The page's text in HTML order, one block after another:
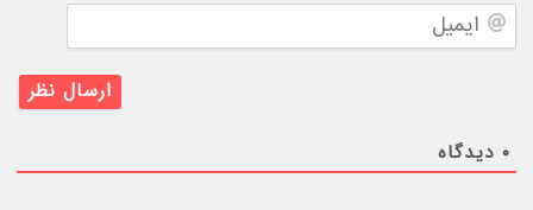
ایمیل
۰ دیدگاه